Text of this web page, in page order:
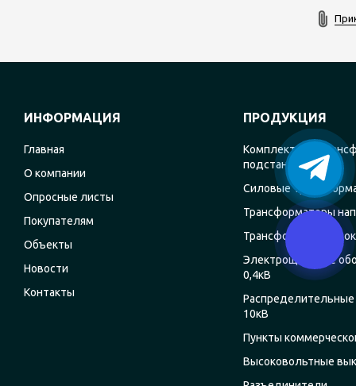
ИНФОРМАЦИЯ
Главная
О компании
Опросные листы
Покупателям
Объекты
Новости
Контакты
ПРОДУКЦИЯ
Комплектные
подстанции
Силовые
Трансформаторы
Трансформаторы
Электрощитовое
0,4кВ
Распределительные
10кВ
Пункты
Высоковольтные